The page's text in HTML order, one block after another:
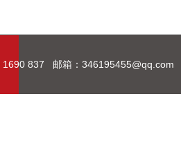
1690 837 邮箱：346195455@qq.com